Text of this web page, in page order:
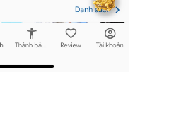
trọn bộ.
combo